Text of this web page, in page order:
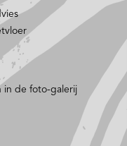
in de foto-galerij